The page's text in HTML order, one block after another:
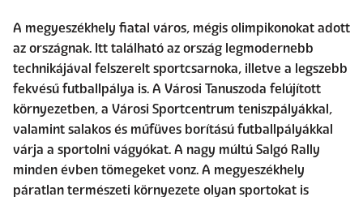
A megyeszékhely fiatal város, mégis olimpikonokat adott
az országnak. Itt található az ország legmodernebb
technikájával felszerelt sportcsarnoka, illetve a legszebb
fekvésű futballpálya is. A Városi Tanuszoda felújított
környezetben, a Városi Sportcentrum teniszpályákkal,
valamint salakos és műfüves borítású futballpályákkal
várja a sportolni vágyókat. A nagy múltú Salgó Rally
minden évben tömegeket vonz. A megyeszékhely
páratlan természeti környezete olyan sportokat is